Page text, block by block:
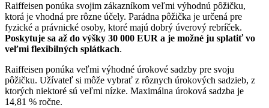
Raiffeisen ponúka svojim zákazníkom veľmi výhodnú pôžičku,
ktorá je vhodná pre rôzne účely. Parádna pôžička je určená pre
fyzické a právnické osoby, ktoré majú dobrý úverový rebríček.
Poskytuje sa až do výšky 30 000 EUR a je možné ju splatiť vo
veľmi flexibilných splátkach.
Raiffeisen ponúka veľmi výhodné úrokové sadzby pre svoju
pôžičku. Užívateľ si môže vybrať z rôznych úrokových sadzieb, z
ktorých niektoré sú veľmi nízke. Maximálna úroková sadzba je
14,81 % ročne.